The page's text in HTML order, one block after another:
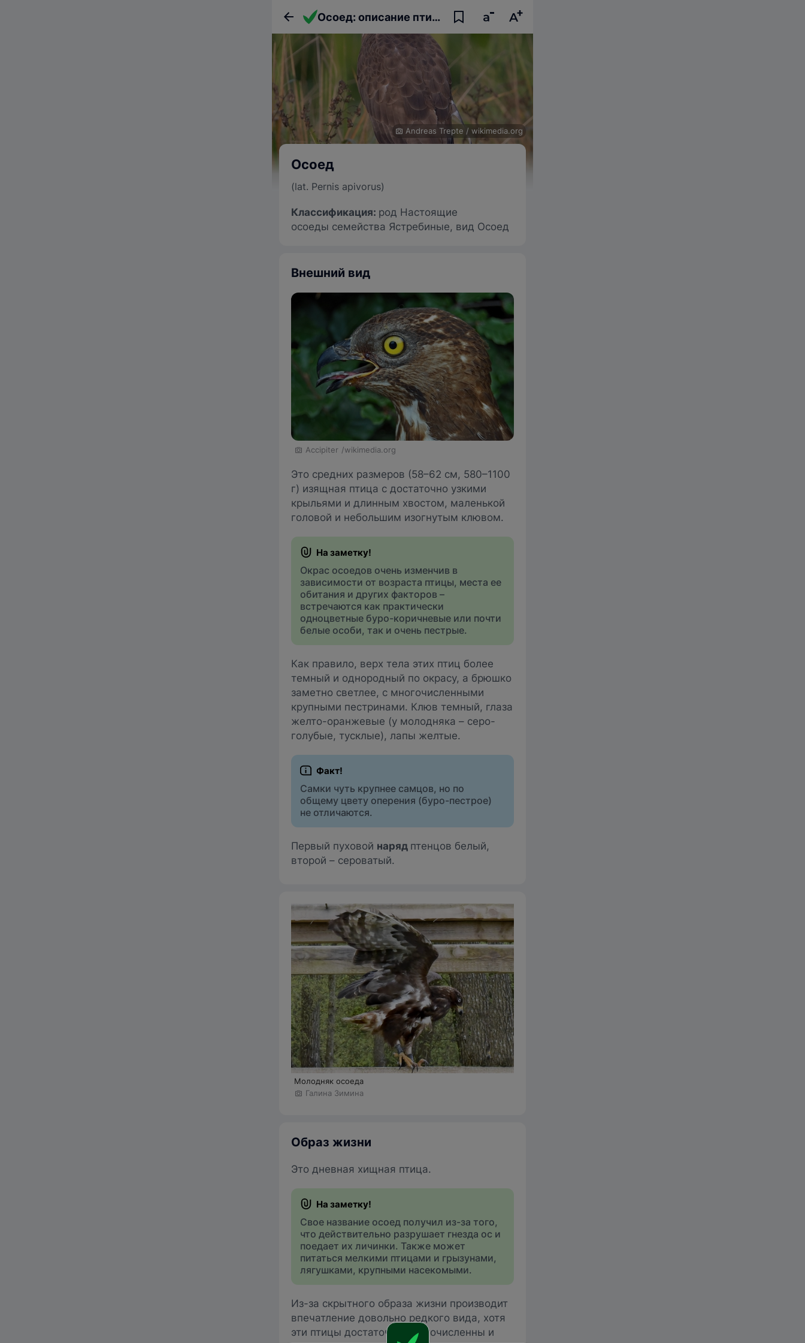
Осоед: описание птицы, фото, образ жизни и интересные факты
Andreas Trepte / wikimedia.org
Осоед
(lat. Pernis apivorus)
Классификация: род Настоящие
осоеды семейства Ястребиные, вид Осоед
Внешний вид
Accipiter /wikimedia.org
Это средних размеров (58–62 см, 580–1100
г) изящная птица с достаточно узкими
крыльями и длинным хвостом, маленькой
головой и небольшим изогнутым клювом.
Окрас осоедов очень изменчив в
зависимости от возраста птицы, места ее
обитания и других факторов –
встречаются как практически
одноцветные буро-коричневые или почти
белые особи, так и очень пестрые.
Как правило, верх тела этих птиц более
темный и однородный по окрасу, а брюшко
заметно светлее, с многочисленными
крупными пестринами. Клюв темный, глаза
желто-оранжевые (у молодняка – серо-
голубые, тусклые), лапы желтые.
Самки чуть крупнее самцов, но по
общему цвету оперения (буро-пестрое)
не отличаются.
Первый пуховой наряд птенцов белый,
второй – сероватый.
Молодняк осоеда
Галина Зимина
Образ жизни
Это дневная хищная птица.
Свое название осоед получил из-за того,
что действительно разрушает гнезда ос и
поедает их личинки. Также может
питаться мелкими птицами и грызунами,
лягушками, крупными насекомыми.
Из-за скрытного образа жизни производит
впечатление довольно редкого вида, хотя
эти птицы достаточно многочисленны и